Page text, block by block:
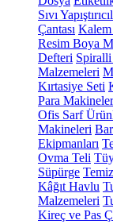
Sıvı
Çantası
Resim Boya
Defteri
Malzemeleri
Kırtasiye Seti
Para
Ofis Sarf
Makineleri
Ekipmanları
Ovma Teli
Süpürge
Kâğıt Havlu
Malzemeleri
Kireç ve Pas